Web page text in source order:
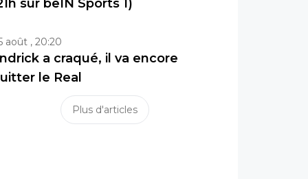
sur beIN Sports 1)
août , 20:20
a craqué, il va encore
le Real
Plus d'articles